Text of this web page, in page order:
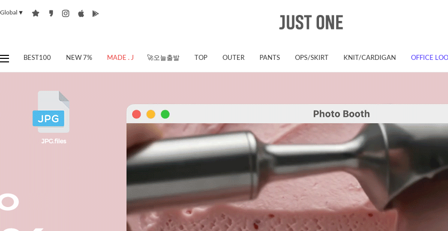
Global ▼
BEST100 NEW 7% MADE . J 🚀오늘출발 TOP OUTER PANTS OPS/SKIRT KNIT/CARDIGAN OFFICE